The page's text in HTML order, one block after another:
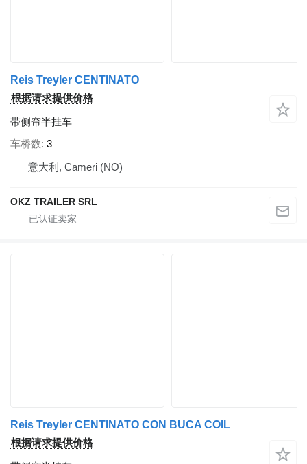
Reis Treyler CENTINATO
根据请求提供价格
带侧帘半挂车
车桥数 3
意大利, Cameri (NO)
OKZ TRAILER SRL
Reis Treyler CENTINATO CON BUCA COIL
根据请求提供价格